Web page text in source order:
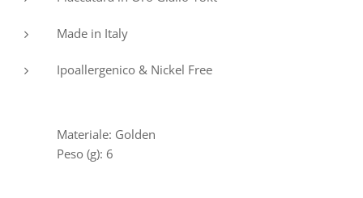
Made in Italy
Ipoallergenico & Nickel Free
Materiale: Golden
Peso (g): 6